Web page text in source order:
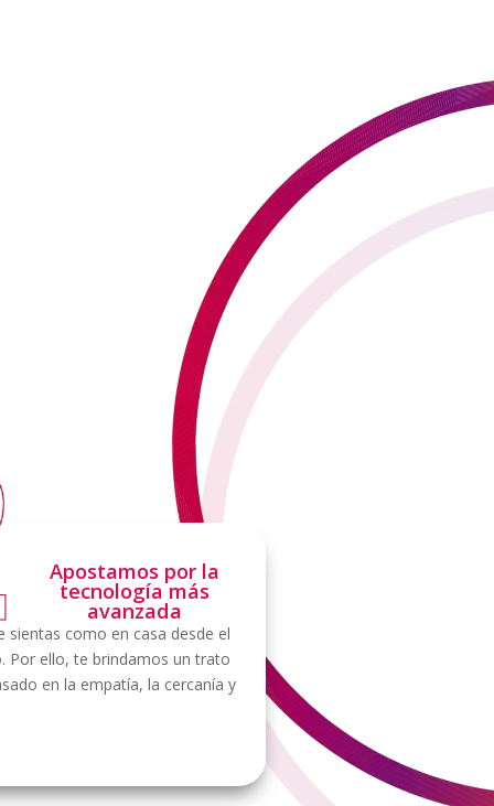
Apostamos por la
tecnología más
avanzada
sientas como en casa desde el
Por ello, te brindamos un trato
en la empatía, la cercanía y